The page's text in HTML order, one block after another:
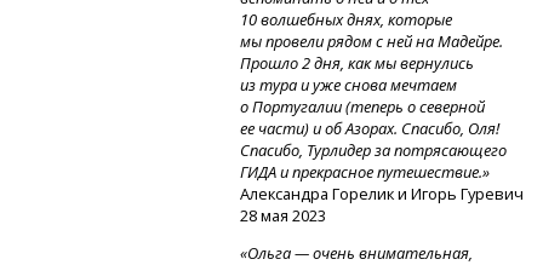
10 волшебных днях, которые
мы провели рядом с ней на Мадейре.
Прошло 2 дня, как мы вернулись
из тура и уже снова мечтаем
о Португалии (теперь о северной
ее части) и об Азорах. Спасибо, Оля!
Спасибо, Турлидер за потрясающего
ГИДА и прекрасное путешествие.»
Александра Горелик и Игорь Гуревич
28 мая 2023
«Ольга — очень внимательная,